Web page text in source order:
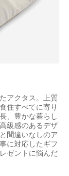
アクタス。上質
住すべてに寄り
、豊かな暮らし
級感のあるデザ
間違いなしのア
に対応したギフ
ゼントに悩んだ